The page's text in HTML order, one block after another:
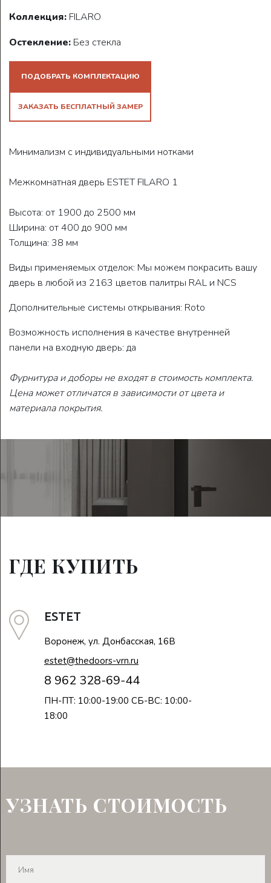
Коллекция: FILARO
Остекление: Без стекла
ПОДОБРАТЬ КОМПЛЕКТАЦИЮ
ЗАКАЗАТЬ БЕСПЛАТНЫЙ ЗАМЕР
Минимализм с индивидуальными нотками
Межкомнатная дверь ESTET FILARO 1
Высота: от 1900 до 2500 мм
Ширина: от 400 до 900 мм
Толщина: 38 мм
Виды применяемых отделок: Мы можем покрасить вашу
дверь в любой из 2163 цветов палитры RAL и NCS
Дополнительные системы открывания: Roto
Возможность исполнения в качестве внутренней
панели на входную дверь: да
Фурнитура и доборы не входят в стоимость комплекта.
Цена может отличатся в зависимости от цвета и
материала покрытия.
ГДЕ КУПИТЬ
ESTET
Воронеж, ул. Донбасская, 16В
estet@thedoors-vrn.ru
8 962 328-69-44
ПН-ПТ: 10:00-19:00 СБ-ВС: 10:00-
18:00
УЗНАТЬ СТОИМОСТЬ